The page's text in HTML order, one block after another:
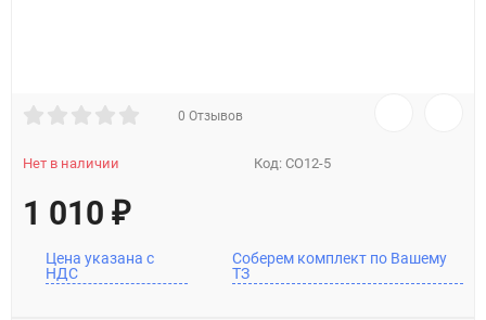
0 Отзывов
Код: CO12-5
Нет в наличии
1 010 ₽
Цена указана с
НДС
Соберем комплект по Вашему
ТЗ